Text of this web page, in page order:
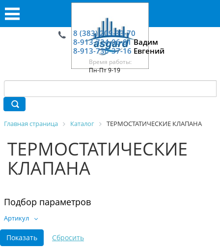
8 (383) 209-33-70
8-913-724-06-01Вадим
8-913-730-37-16 Евгений
Время работы:
Пн-Пт 9-19
Главная страница Каталог ТЕРМОСТАТИЧЕСКИЕ КЛАПАНА
ТЕРМОСТАТИЧЕСКИЕ
КЛАПАНА
Подбор параметров
Артикул